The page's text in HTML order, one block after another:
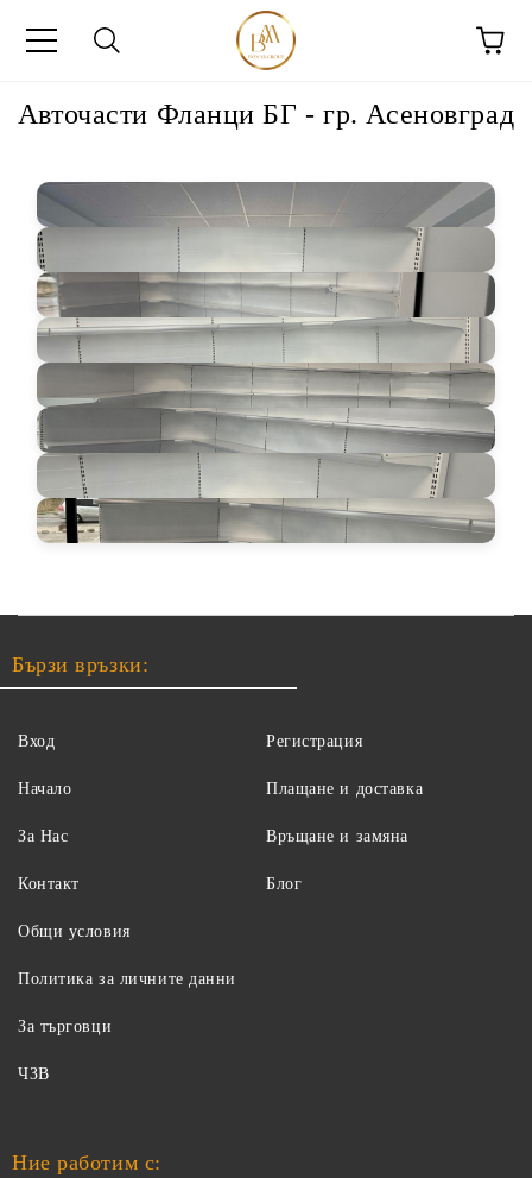
Авточасти Фланци БГ - гр. Асеновград
Бързи връзки:
Вход
Начало
За Нас
Контакт
Регистрация
Плащане и доставка
Връщане и замяна
Блог
Общи условия
Политика за личните данни
За търговци
ЧЗВ
Ние работим с: